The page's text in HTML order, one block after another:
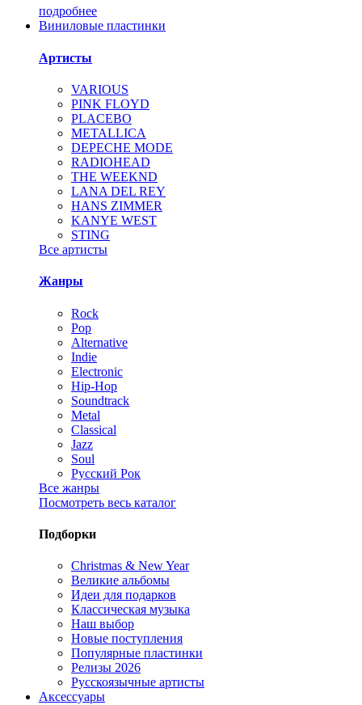
подробнее
Виниловые пластинки
Артисты
VARIOUS
PINK FLOYD
PLACEBO
METALLICA
DEPECHE MODE
RADIOHEAD
THE WEEKND
LANA DEL REY
HANS ZIMMER
KANYE WEST
STING
Все артисты
Жанры
Rock
Pop
Alternative
Indie
Electronic
Hip-Hop
Soundtrack
Metal
Classical
Jazz
Soul
Русский Рок
Все жанры
Посмотреть весь каталог
Подборки
Christmas & New Year
Великие альбомы
Идеи для подарков
Классическая музыка
Наш выбор
Новые поступления
Популярные пластинки
Релизы 2026
Русскоязычные артисты
Аксессуары